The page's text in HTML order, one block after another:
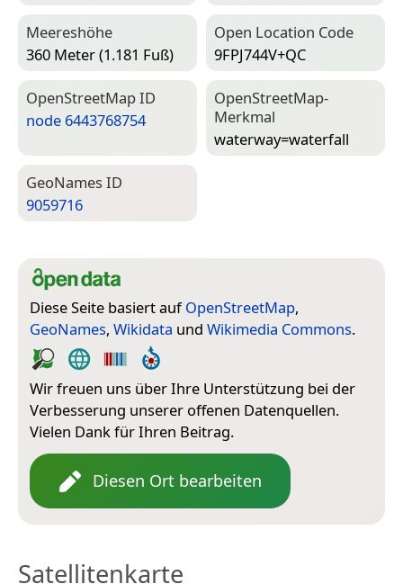
Meereshöhe
360 Meter (1.181 Fuß)
Open Location Code
9FPJ744V+QC
Open­Street­Map ID
node 6443768754
Open­Street­Map-
Merkmal
waterway=­waterfall
Geo­Names ID
9059716
Diese Seite basiert aufOpenStreetMap,
GeoNames, Wikidata und Wikimedia Commons.
Wir freuen uns über Ihre Unterstützung bei der
Verbesserung unserer offenen Datenquellen.
Vielen Dank für Ihren Beitrag.
Diesen Ort bearbeiten
Satellitenkarte